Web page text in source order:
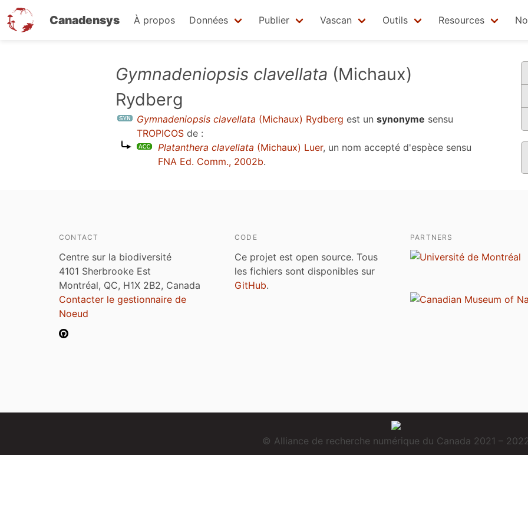
Canadensys À propos Données Publier Vascan Outils Resources
Gymnadeniopsis clavellata (Michaux)
Rydberg
Gymnadeniopsis clavellata (Michaux) Rydberg est un synonyme sensu
TROPICOS de :
Platanthera clavellata (Michaux) Luer, un nom accepté d'espèce sensu
FNA Ed. Comm., 2002b.
CONTACT
Centre sur la biodiversité
4101 Sherbrooke Est
Montréal, QC, H1X 2B2, Canada
Contacter le gestionnaire de
Noeud
CODE
Ce projet est open source. Tous
les fichiers sont disponibles sur
GitHub.
PARTNERS
© Alliance de recherche numérique du Canada 2021 –